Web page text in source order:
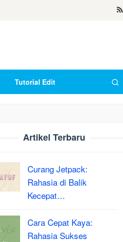
Tutorial Edit
Artikel Terbaru
Curang Jetpack:
Rahasia di Balik
Kecepat…
Cara Cepat Kaya:
Rahasia Sukses